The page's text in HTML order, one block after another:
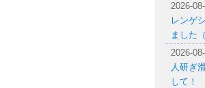
2026-
レンゲ
ました
2026-
人研ぎ
して！